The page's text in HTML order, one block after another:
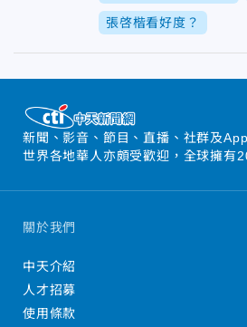
張啓楷看好度？
新聞、影音、節目、直播、社群及
世界各地華人亦頗受歡迎，全球擁有
關於我們
中天介紹
人才招募
使用條款